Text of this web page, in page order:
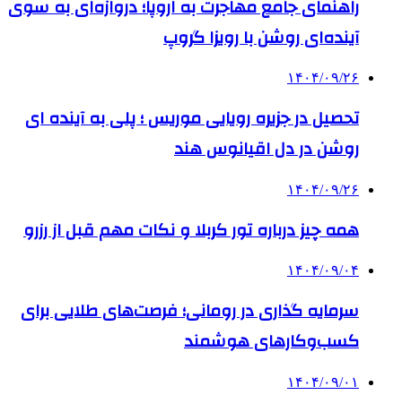
راهنمای جامع مهاجرت به اروپا؛ دروازه‌ای به سوی
آینده‌ای روشن با رویزا گروپ
۱۴۰۴/۰۹/۲۶
تحصیل در جزیره رویایی موریس ؛ پلی به آینده ‌ای
روشن در دل اقیانوس ‌هند
۱۴۰۴/۰۹/۲۶
همه چیز درباره تور کربلا و نکات مهم قبل از رزرو
۱۴۰۴/۰۹/۰۴
سرمایه گذاری در رومانی؛ فرصت‌های طلایی برای
کسب‌وکارهای هوشمند
۱۴۰۴/۰۹/۰۱